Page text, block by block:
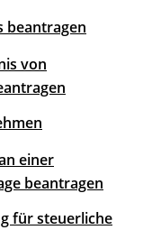
beantragen
von
einer
beantragen
für steuerliche